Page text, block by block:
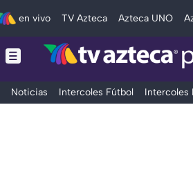
en vivo TV Azteca Azteca UNO
Noticias Intercoles Fútbol Intercoles